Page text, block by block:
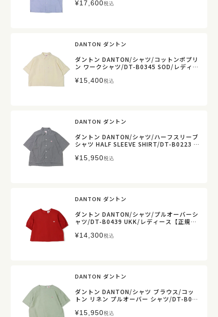
¥17,600税込
DANTON ダントン
ダントン DANTON/シャツ/コットンポプリ
ン ワークシャツ/DT-B0345 SOD/レディー
¥15,400税込
DANTON ダントン
ダントン DANTON/シャツ/ハーフスリーブ
シャツ HALF SLEEVE SHIRT/DT-B0223 C
¥15,950税込
DANTON ダントン
ダントン DANTON/シャツ/プルオーバーシ
ャツ/DT-B0439 UKK/レディース【正規取
¥14,300税込
DANTON ダントン
ダントン DANTON/シャツ ブラウス/コッ
トン リネン プルオーバー シャツ/DT-B04
¥15,950税込